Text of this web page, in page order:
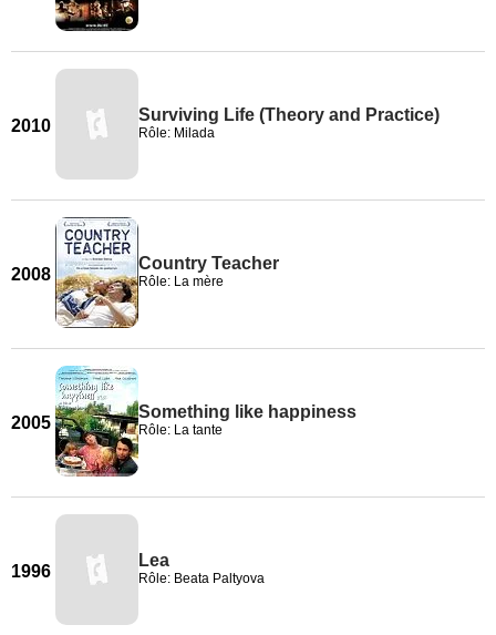
2010
Surviving Life (Theory and Practice)
Rôle: Milada
2008
Country Teacher
Rôle: La mère
2005
Something like happiness
Rôle: La tante
1996
Lea
Rôle: Beata Paltyova